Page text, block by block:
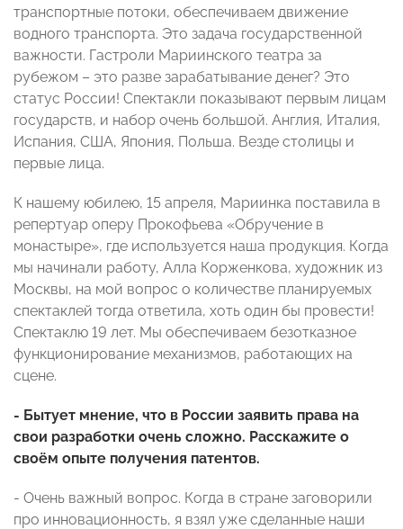
транспортные потоки, обеспечиваем движение
водного транспорта. Это задача государственной
важности. Гастроли Мариинского театра за
рубежом – это разве зарабатывание денег? Это
статус России! Спектакли показывают первым лицам
государств, и набор очень большой. Англия, Италия,
Испания, США, Япония, Польша. Везде столицы и
первые лица.
К нашему юбилею, 15 апреля, Мариинка поставила в
репертуар оперу Прокофьева «Обручение в
монастыре», где используется наша продукция. Когда
мы начинали работу, Алла Корженкова, художник из
Москвы, на мой вопрос о количестве планируемых
спектаклей тогда ответила, хоть один бы провести!
Спектаклю 19 лет. Мы обеспечиваем безотказное
функционирование механизмов, работающих на
сцене.
- Бытует мнение, что в России заявить права на
свои разработки очень сложно. Расскажите о
своём опыте получения патентов.
- Очень важный вопрос. Когда в стране заговорили
про инновационность, я взял уже сделанные наши